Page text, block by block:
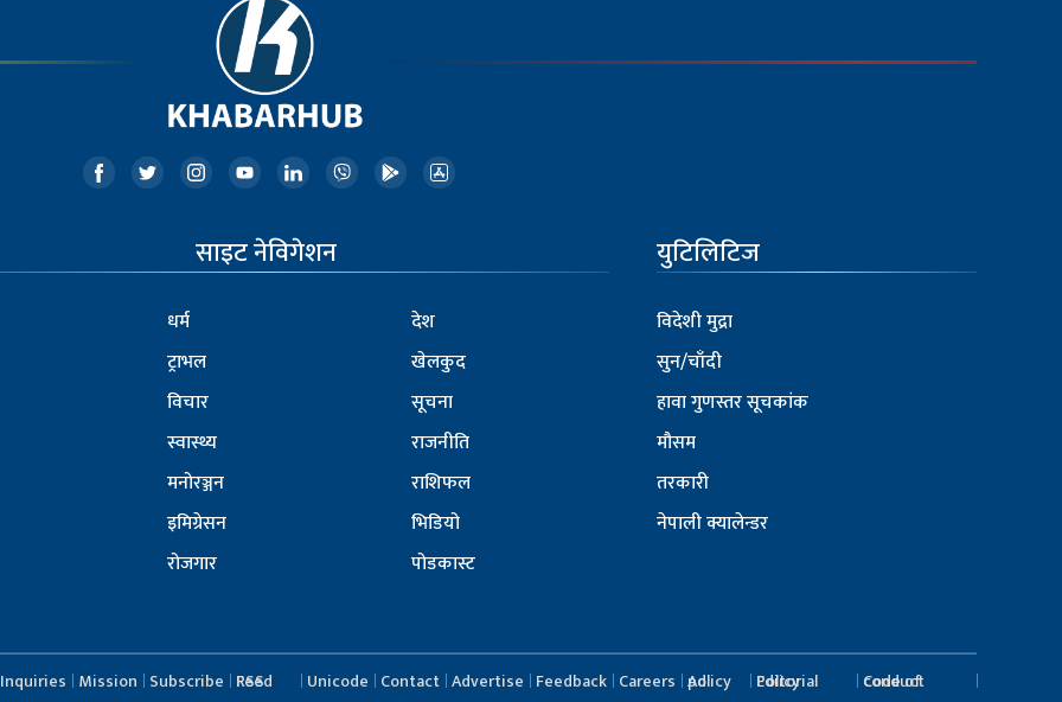
साइट नेविगेशन
धर्म
ट्राभल
विचार
स्वास्थ्य
मनोरञ्जन
इमिग्रेसन
रोजगार
देश
खेलकुद
सूचना
राजनीति
राशिफल
भिडियो
पोडकास्ट
युटिलिटिज
विदेशी मुद्रा
सुन/चाँदी
हावा गुणस्तर सूचकांक
मौसम
तरकारी
नेपाली क्यालेन्डर
Inquiries Mission Subscribe RSS Feed Unicode Contact Advertise Feedback Careers Ad policy Editorial Policy
Code of conduct